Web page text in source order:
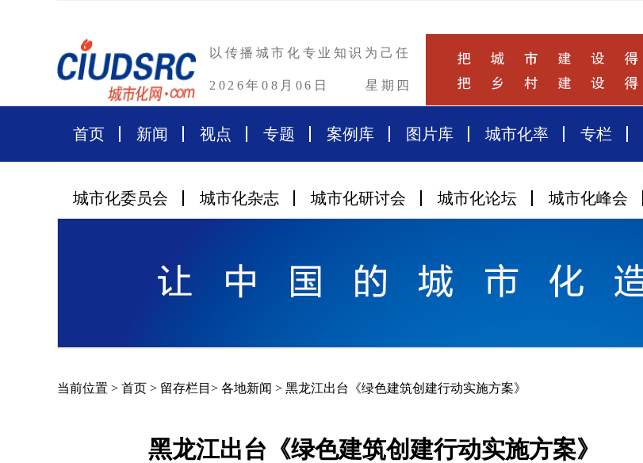
以传播城市化专业知识为己任
2026年08月06日 星期四
首页 新闻 视点 专题 案例库 图片库 城市化率 专栏
城市化委员会 城市化杂志 城市化研讨会 城市化论坛 城市化峰会
当前位置 > 首页 > 留存栏目 > 各地新闻 > 黑龙江出台《绿色建筑创建行动实施方案》
黑龙江出台《绿色建筑创建行动实施方案》